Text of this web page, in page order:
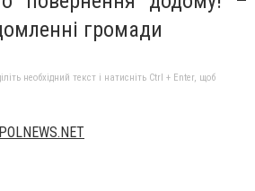
громади
необхідний текст і натисніть Ctrl + Enter, щоб